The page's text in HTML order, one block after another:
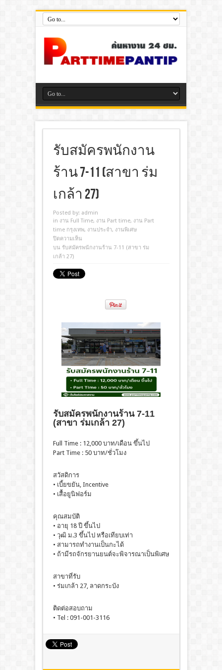
รับสมัครพนักงาน
ร้าน 7-11 (สาขา ร่ม
เกล้า 27)
Posted by: admin
in งาน Full Time, งาน Part time, งาน Part
time กรุงเทพ, งานประจํา, งานพิเศษ
ปิดความเห็น
บน รับสมัครพนักงานร้าน 7-11 (สาขา ร่ม
เกล้า 27)
รับสมัครพนักงานร้าน 7-11
(สาขา ร่มเกล้า 27)
Full Time : 12,000 บาท/เดือน ขึ้นไป
Part Time : 50 บาท/ชั่วโมง
สวัสดิการ
• เบี้ยขยัน, Incentive
• เสื้อยูนิฟอร์ม
คุณสมบัติ
• อายุ 18 ปี ขึ้นไป
• วุฒิ ม.3 ขึ้นไป หรือเทียบเท่า
• สามารถทำงานเป็นกะได้
• ถ้ามีรถจักรยานยนต์จะพิจารณาเป็นพิเศษ
สาขาที่รับ
• ร่มเกล้า 27, ลาดกระบัง
ติดต่อสอบถาม
• Tel : 091-001-3116